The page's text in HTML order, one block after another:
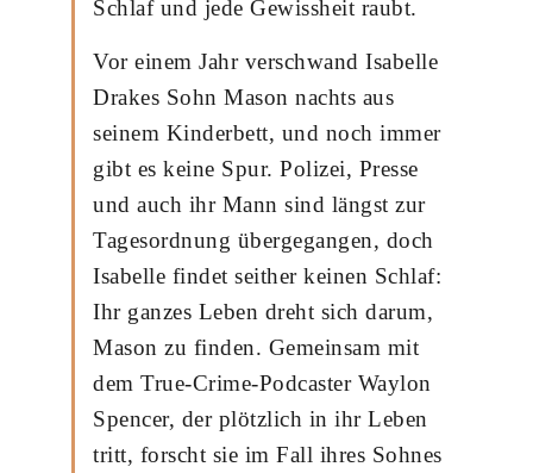
Schlaf und jede Gewissheit raubt.
Vor einem Jahr verschwand Isabelle
Drakes Sohn Mason nachts aus
seinem Kinderbett, und noch immer
gibt es keine Spur. Polizei, Presse
und auch ihr Mann sind längst zur
Tagesordnung übergegangen, doch
Isabelle findet seither keinen Schlaf:
Ihr ganzes Leben dreht sich darum,
Mason zu finden. Gemeinsam mit
dem True-Crime-Podcaster Waylon
Spencer, der plötzlich in ihr Leben
tritt, forscht sie im Fall ihres Sohnes